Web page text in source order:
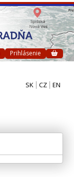
Prihlásenie
SK CZ EN